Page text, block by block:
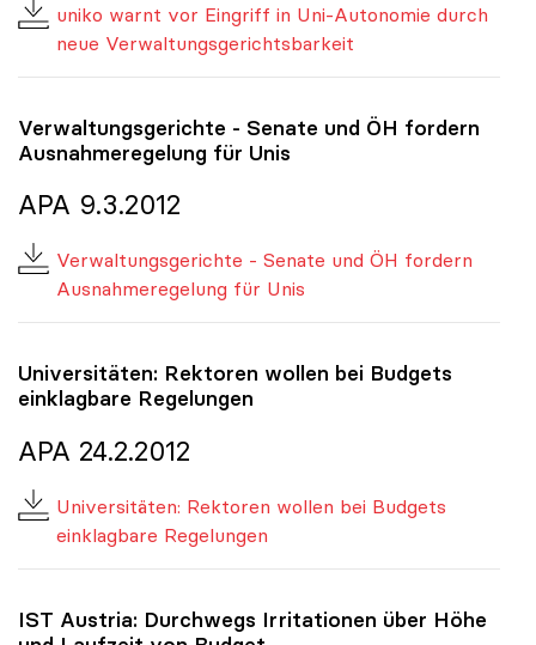
uniko warnt vor Eingriff in Uni-Autonomie durch
neue Verwaltungsgerichtsbarkeit
Verwaltungsgerichte - Senate und ÖH fordern
Ausnahmeregelung für Unis
APA 9.3.2012
Verwaltungsgerichte - Senate und ÖH fordern
Ausnahmeregelung für Unis
Universitäten: Rektoren wollen bei Budgets
einklagbare Regelungen
APA 24.2.2012
Universitäten: Rektoren wollen bei Budgets
einklagbare Regelungen
IST Austria: Durchwegs Irritationen über Höhe